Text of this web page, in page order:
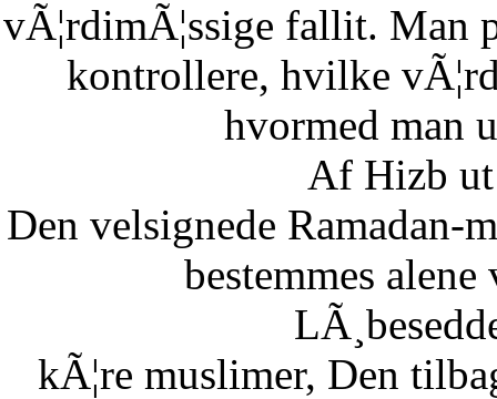
vÃ¦rdimÃ¦ssige fallit. Man
kontrollere, hvilke
hvormed man
Af Hizb
Den velsignede Ramadan-
bestemmes
kÃ¦re muslimer, Den